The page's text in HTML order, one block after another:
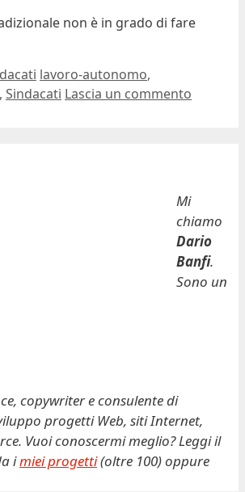
non è in grado di fare
Tag
lavoro-autonomo,
, Sindacati Lascia un commento
Mi
chiamo
Dario
Banfi.
Sono un
copywriter e consulente di
progetti Web, siti Internet,
Vuoi conoscermi meglio? Leggi il
imiei progetti(oltre 100) oppure